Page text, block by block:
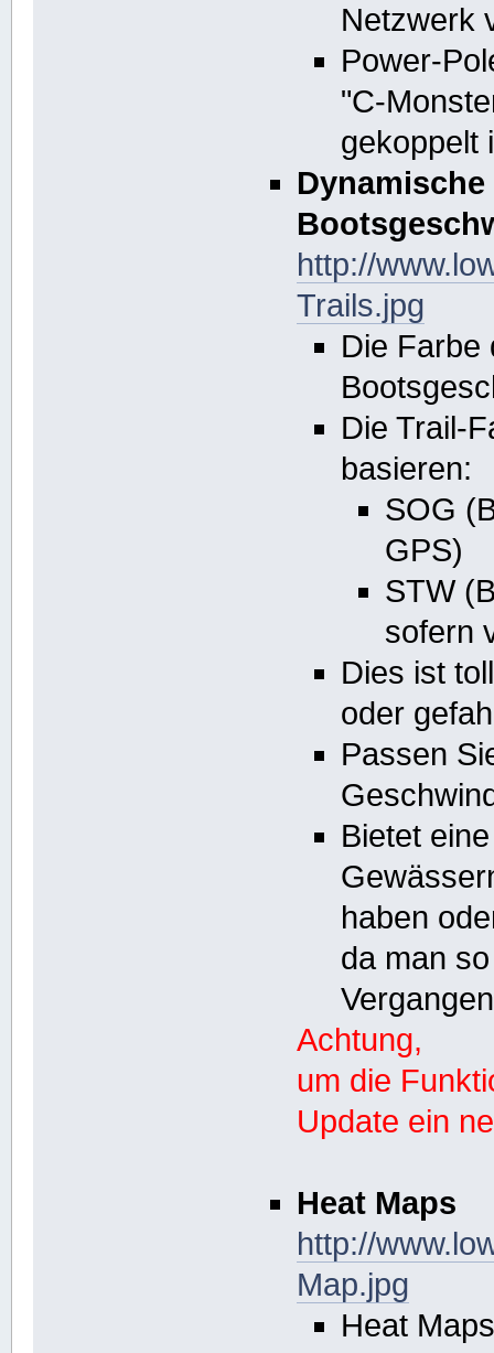
Netzwerk
Power-
"C-
gekoppelt
http://
Trails.jpg
Die Farbe
Die Trail-
basieren:
SOG
GPS)
STW
sofern
Dies ist
oder
Passen
Bietet
haben
da man
Achtung,
um die
Update ein
Heat Maps
http://
Map.jpg
Heat